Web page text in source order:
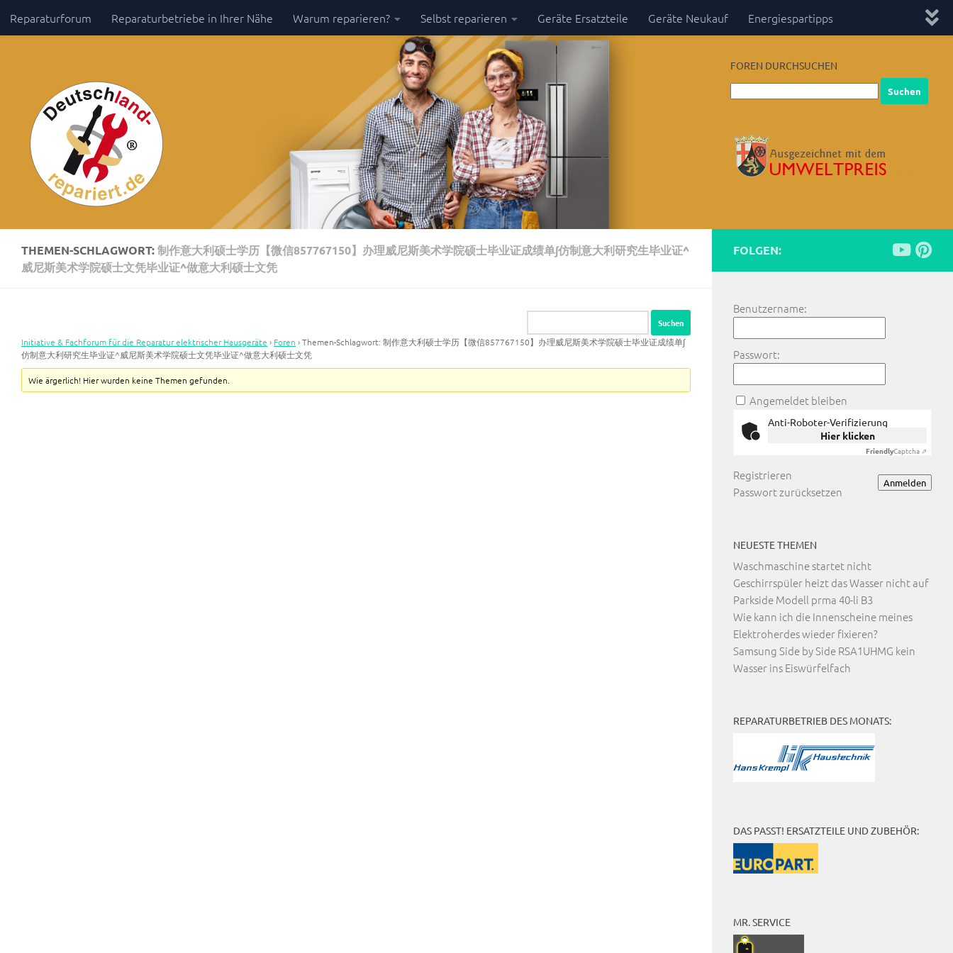
Zum Inhalt springen
Reparaturforum Reparaturbetriebe in Ihrer Nähe Warum reparieren? Selbst reparieren Geräte Ersatzteile Geräte Neukauf Energiespartipps
FOREN DURCHSUCHEN
THEMEN-SCHLAGWORT:制作意大利硕士学历【微信857767150】办理威尼斯美术学院硕士毕业证成绩单∫仿制意大利研究生毕业证^
威尼斯美术学院硕士文凭毕业证^做意大利硕士文凭
Initiative & Fachforum für die Reparatur elektrischer Hausgeräte › Foren ›Themen-Schlagwort: 制作意大利硕士学历【微信857767150】办理威尼斯美术学院硕士毕业证成绩单∫
仿制意大利研究生毕业证^威尼斯美术学院硕士文凭毕业证^做意大利硕士文凭
Wie ärgerlich! Hier wurden keine Themen gefunden.
FOLGEN:
Benutzername:
Passwort:
Angemeldet bleiben
Anti-Roboter-Verifizierung
Hier klicken
FriendlyCaptcha ⇗
Anmelden
Registrieren
Passwort zurücksetzen
NEUESTE THEMEN
Waschmaschine startet nicht
Geschirrspüler heizt das Wasser nicht auf
Parkside Modell prma 40-li B3
Wie kann ich die Innenscheine meines
Elektroherdes wieder fixieren?
Samsung Side by Side RSA1UHMG kein
Wasser ins Eiswürfelfach
REPARATURBETRIEB DES MONATS:
DAS PASST! ERSATZTEILE UND ZUBEHÖR:
MR. SERVICE